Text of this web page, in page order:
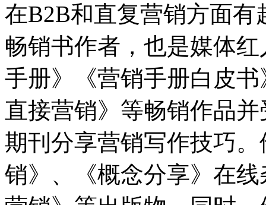
在B2B和直复营销方面
畅销书作者，也是媒体
手册》《营销手册白皮
直接营销》等畅销作品
期刊分享营销写作技巧
销》、《概念分享》在